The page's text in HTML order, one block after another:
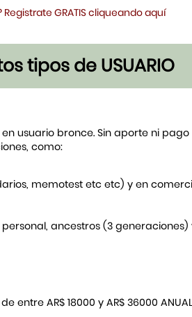
Registrate GRATIS cliqueando aquí
tipos de USUARIO
usuario bronce. Sin aporte ni
como:
memotest etc etc) y en
ancestros (3
entre AR$ 18000 y AR$ 36000